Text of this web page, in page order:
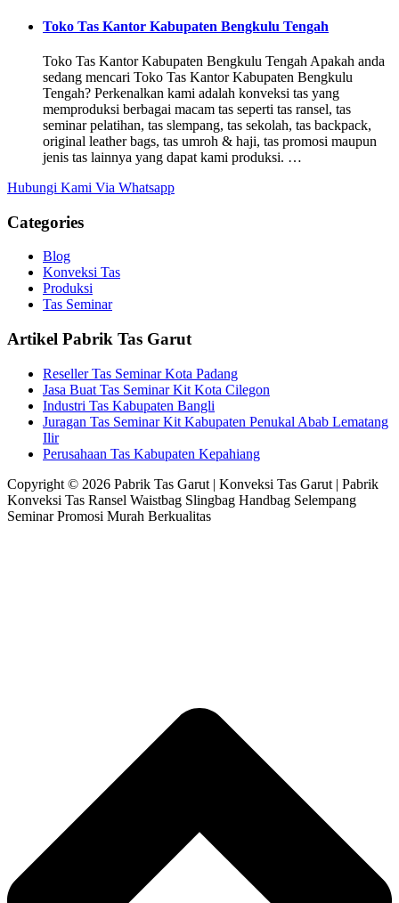
Toko Tas Kantor Kabupaten Bengkulu Tengah
Toko Tas Kantor Kabupaten Bengkulu Tengah Apakah anda
sedang mencari Toko Tas Kantor Kabupaten Bengkulu
Tengah? Perkenalkan kami adalah konveksi tas yang
memproduksi berbagai macam tas seperti tas ransel, tas
seminar pelatihan, tas slempang, tas sekolah, tas backpack,
original leather bags, tas umroh & haji, tas promosi maupun
jenis tas lainnya yang dapat kami produksi. …
Hubungi Kami Via Whatsapp
Categories
Blog
Konveksi Tas
Produksi
Tas Seminar
Artikel Pabrik Tas Garut
Reseller Tas Seminar Kota Padang
Jasa Buat Tas Seminar Kit Kota Cilegon
Industri Tas Kabupaten Bangli
Juragan Tas Seminar Kit Kabupaten Penukal Abab Lematang
Ilir
Perusahaan Tas Kabupaten Kepahiang
Copyright © 2026 Pabrik Tas Garut | Konveksi Tas Garut | Pabrik
Konveksi Tas Ransel Waistbag Slingbag Handbag Selempang
Seminar Promosi Murah Berkualitas